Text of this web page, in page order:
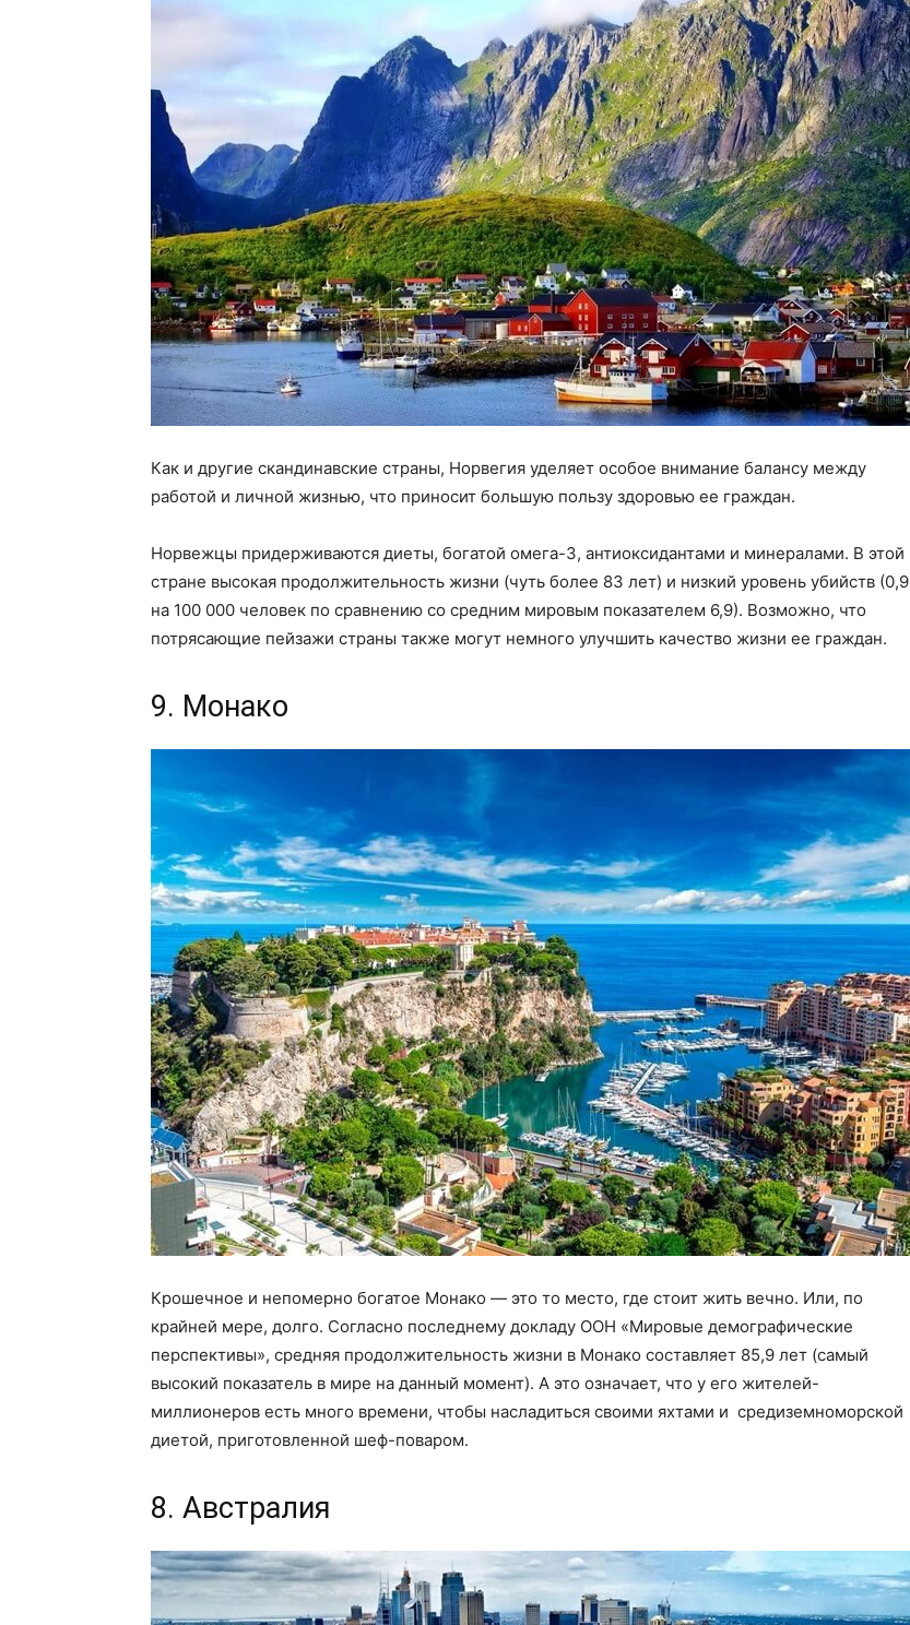
Как и другие скандинавские страны, Норвегия уделяет особое внимание балансу между
работой и личной жизнью, что приносит большую пользу здоровью ее граждан.
Норвежцы придерживаются диеты, богатой омега-3, антиоксидантами и минералами. В этой
стране высокая продолжительность жизни (чуть более 83 лет) и низкий уровень убийств (0,9
на 100 000 человек по сравнению со средним мировым показателем 6,9). Возможно, что
потрясающие пейзажи страны также могут немного улучшить качество жизни ее граждан.
9. Монако
Крошечное и непомерно богатое Монако — это то место, где стоит жить вечно. Или, по
крайней мере, долго. Согласно последнему докладу ООН «Мировые демографические
перспективы», средняя продолжительность жизни в Монако составляет 85,9 лет (самый
высокий показатель в мире на данный момент). А это означает, что у его жителей-
миллионеров есть много времени, чтобы насладиться своими яхтами и средиземноморской
диетой, приготовленной шеф-поваром.
8. Австралия